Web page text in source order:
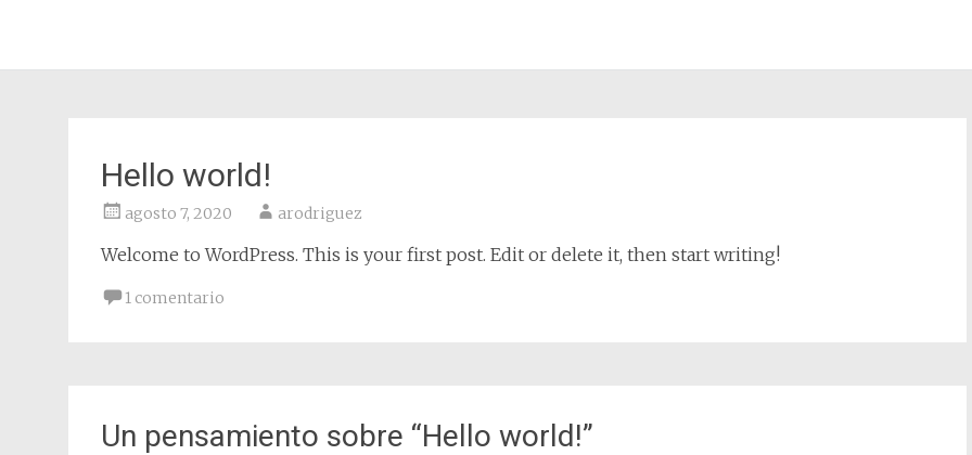
Hello world!
agosto 7, 2020 arodriguez
Welcome to WordPress. This is your first post. Edit or delete it, then start writing!
1 comentario
Un pensamiento sobre “Hello world!”